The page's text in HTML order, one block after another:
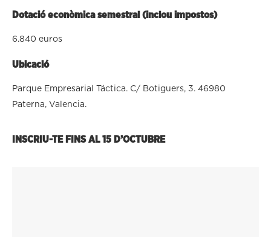
Dotació econòmica semestral (inclou impostos)
6.840 euros
Ubicació
Parque Empresarial Táctica. C/ Botiguers, 3. 46980
Paterna, Valencia.
INSCRIU-TE FINS AL 15 D’OCTUBRE